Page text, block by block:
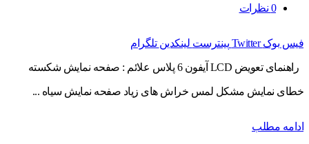
0 نظرات
فیس بوک Twitter پینترست لینکدین تلگرام
راهنمای تعویض LCD آیفون 6 پلاس علائم : صفحه نمایش شکسته
خطای نمایش مشکل لمس خراش های زیاد صفحه نمایش سیاه ...
ادامه مطلب